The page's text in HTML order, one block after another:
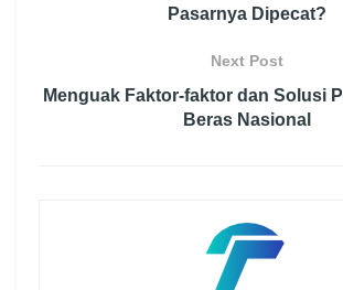
Pasarnya Dipecat?
Next Post
Menguak Faktor-faktor dan Solusi
Beras Nasional